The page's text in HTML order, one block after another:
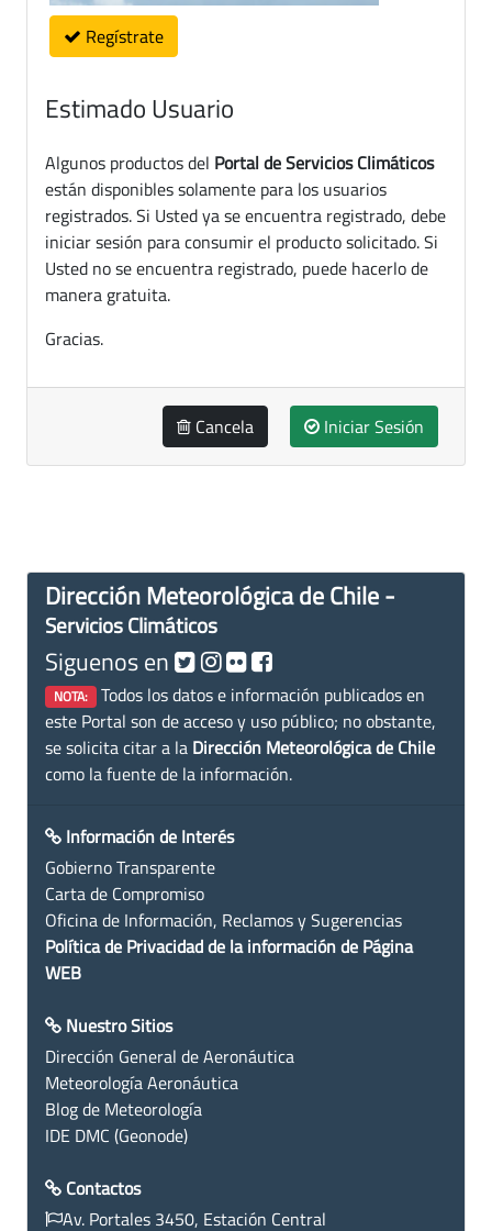
Regístrate
Estimado Usuario
Algunos productos del Portal de Servicios Climáticos
están disponibles solamente para los usuarios
registrados. Si Usted ya se encuentra registrado, debe
iniciar sesión para consumir el producto solicitado. Si
Usted no se encuentra registrado, puede hacerlo de
manera gratuita.
Gracias.
Cancela Iniciar Sesión
Dirección Meteorológica de Chile -
Servicios Climáticos
Siguenos en
NOTA: Todos los datos e información publicados en
este Portal son de acceso y uso público; no obstante,
se solicita citar a la Dirección Meteorológica de Chile
como la fuente de la información.
Información de Interés
Gobierno Transparente
Carta de Compromiso
Oficina de Información, Reclamos y Sugerencias
Política de Privacidad de la información de Página
WEB
Nuestro Sitios
Dirección General de Aeronáutica
Meteorología Aeronáutica
Blog de Meteorología
IDE DMC (Geonode)
Contactos
Av. Portales 3450, Estación Central